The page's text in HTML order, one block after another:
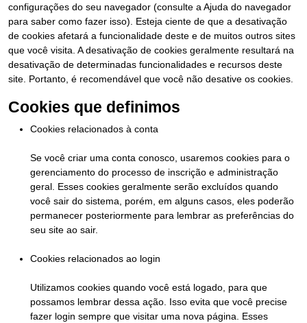
configurações do seu navegador (consulte a Ajuda do navegador
para saber como fazer isso). Esteja ciente de que a desativação
de cookies afetará a funcionalidade deste e de muitos outros sites
que você visita. A desativação de cookies geralmente resultará na
desativação de determinadas funcionalidades e recursos deste
site. Portanto, é recomendável que você não desative os cookies.
Cookies que definimos
Cookies relacionados à conta
Se você criar uma conta conosco, usaremos cookies para o
gerenciamento do processo de inscrição e administração
geral. Esses cookies geralmente serão excluídos quando
você sair do sistema, porém, em alguns casos, eles poderão
permanecer posteriormente para lembrar as preferências do
seu site ao sair.
Cookies relacionados ao login
Utilizamos cookies quando você está logado, para que
possamos lembrar dessa ação. Isso evita que você precise
fazer login sempre que visitar uma nova página. Esses